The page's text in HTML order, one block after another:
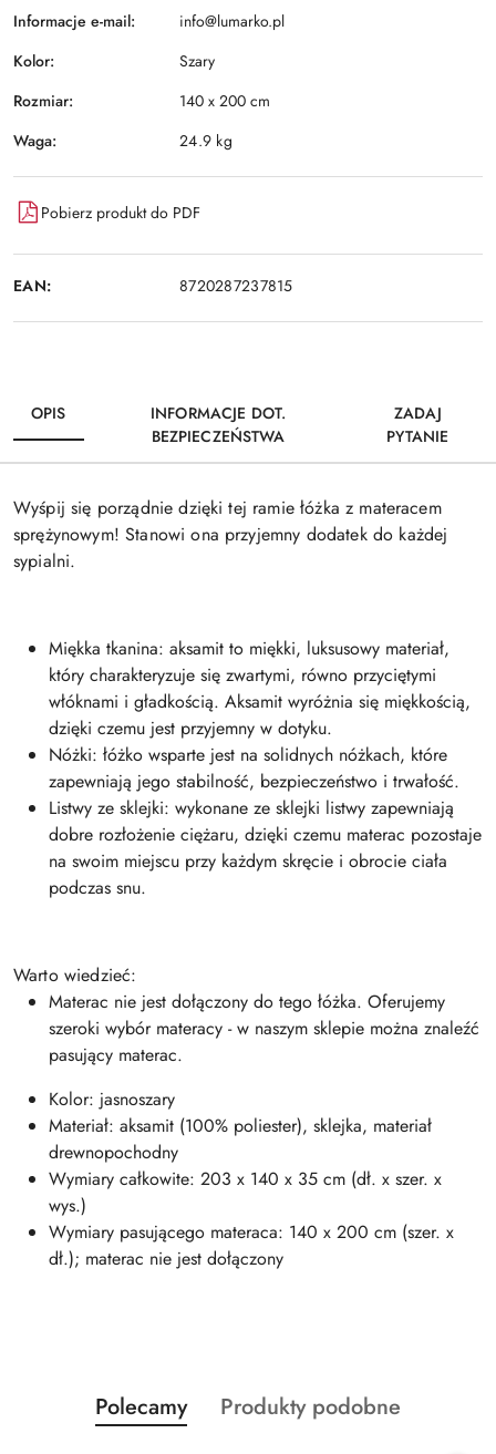
Informacje e-mail:
info@lumarko.pl
Kolor:
Szary
Rozmiar:
140 x 200 cm
Waga:
24.9 kg
Pobierz produkt do PDF
EAN: 8720287237815
OPIS
INFORMACJE DOT.
BEZPIECZEŃSTWA
ZADAJ
PYTANIE
Wyśpij się porządnie dzięki tej ramie łóżka z materacem
sprężynowym! Stanowi ona przyjemny dodatek do każdej
sypialni.
Miękka tkanina: aksamit to miękki, luksusowy materiał,
który charakteryzuje się zwartymi, równo przyciętymi
włóknami i gładkością. Aksamit wyróżnia się miękkością,
dzięki czemu jest przyjemny w dotyku.
Nóżki: łóżko wsparte jest na solidnych nóżkach, które
zapewniają jego stabilność, bezpieczeństwo i trwałość.
Listwy ze sklejki: wykonane ze sklejki listwy zapewniają
dobre rozłożenie ciężaru, dzięki czemu materac pozostaje
na swoim miejscu przy każdym skręcie i obrocie ciała
podczas snu.
Warto wiedzieć:
Materac nie jest dołączony do tego łóżka. Oferujemy
szeroki wybór materacy - w naszym sklepie można znaleźć
pasujący materac.
Kolor: jasnoszary
Materiał: aksamit (100% poliester), sklejka, materiał
drewnopochodny
Wymiary całkowite: 203 x 140 x 35 cm (dł. x szer. x
wys.)
Wymiary pasującego materaca: 140 x 200 cm (szer. x
dł.); materac nie jest dołączony
Pomiń karuzelę produktów
Produkty
o
Polecamy
Produkty
Produkty podobne